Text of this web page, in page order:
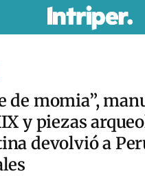
de momia”,
y piezas
devolvió a